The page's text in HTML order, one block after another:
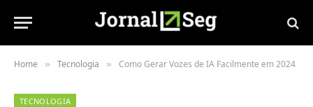
Home » Tecnologia » Como Gerar Vozes de IA Facilmente em 2024
TECNOLOGIA